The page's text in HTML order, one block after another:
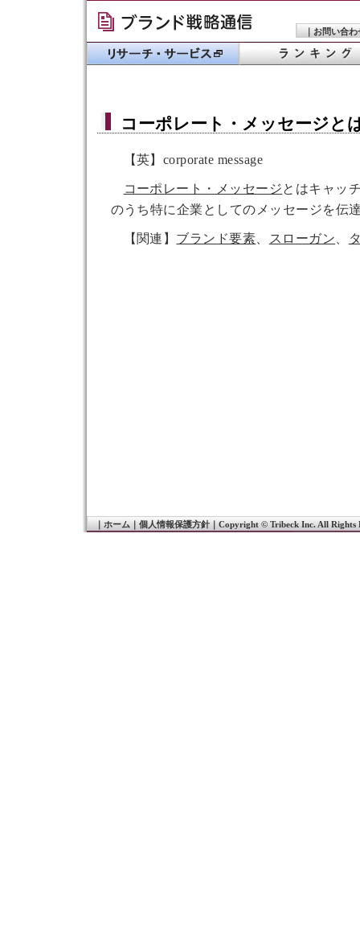
｜ お問い合わ
コーポレート・メッセージと
【英】corporate message
コーポレート・メッセージとはキャッ
のうち特に企業としてのメッセージを伝
【関連】 ブランド要素 スローガン
ホーム｜ 個人情報保護方針｜ Copyright © Tribeck Inc. All Rights